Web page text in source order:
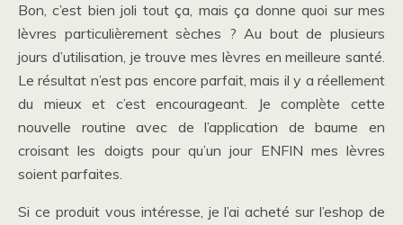
Bon, c’est bien joli tout ça, mais ça donne quoi sur mes
lèvres particulièrement sèches ? Au bout de plusieurs
jours d’utilisation, je trouve mes lèvres en meilleure santé.
Le résultat n’est pas encore parfait, mais il y a réellement
du mieux et c’est encourageant. Je complète cette
nouvelle routine avec de l’application de baume en
croisant les doigts pour qu’un jour ENFIN mes lèvres
soient parfaites.
Si ce produit vous intéresse, je l’ai acheté sur l’eshop de